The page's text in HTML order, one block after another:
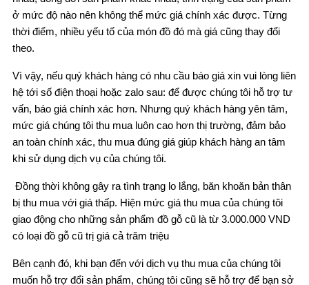
ở mức độ nào nên không thể mức giá chính xác được. Từng
thời điểm, nhiều yếu tố của món đồ đó mà giá cũng thay đổi
theo.
Vì vậy, nếu quý khách hàng có nhu cầu báo giá xin vui lòng liên
hệ tới số điện thoại hoặc zalo sau: để được chúng tôi hỗ trợ tư
vấn, báo giá chính xác hơn. Nhưng quý khách hàng yên tâm,
mức giá chúng tôi thu mua luôn cao hơn thị trường, đảm bảo
an toàn chính xác, thu mua đúng giá giúp khách hàng an tâm
khi sử dụng dịch vụ của chúng tôi.
Đồng thời không gây ra tình trạng lo lắng, băn khoăn bản thân
bị thu mua với giá thấp. Hiện mức giá thu mua của chúng tôi
giao động cho những sản phẩm đồ gỗ cũ là từ 3.000.000 VND
có loại đồ gỗ cũ trị giá cả trăm triệu
Bên cạnh đó, khi bạn đến với dịch vụ thu mua của chúng tôi
muốn hỗ trợ đổi sản phẩm, chúng tôi cũng sẽ hỗ trợ để bạn sở